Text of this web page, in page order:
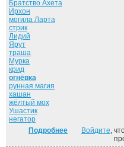
Братство Ахета
Ирхон
могила Ларта
стрик
Лидий
Ярут
траша
Мурка
крид
огнёвка
рунная магия
хашан
жёлтый мох
Ушастик
негатор
Подробнее о Люди и
Войдите,